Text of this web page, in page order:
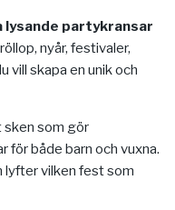
lysande partykransar
nyår, festivaler,
vill skapa en unik och
sken som gör
för både barn och vuxna.
lyfter vilken fest som